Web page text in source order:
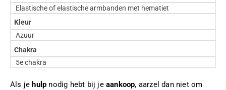
Elastische of elastische armbanden met hematiet
Kleur
Azuur
Chakra
5e chakra
Als je hulp nodig hebt bij jeaankoop, aarzel dan niet om